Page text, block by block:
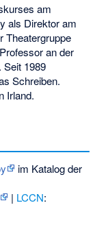
am
als Direktor am
Theatergruppe
an der
. Seit 1989
Schreiben.
Irland.
im Katalog der
| LCCN: